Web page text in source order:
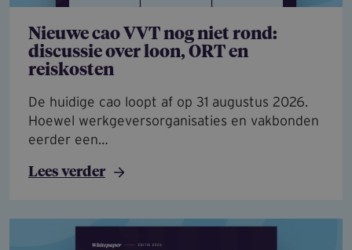
Nieuwe cao VVT nog niet rond:
discussie over loon, ORT en
reiskosten
De huidige cao loopt af op 31 augustus 2026.
Hoewel werkgeversorganisaties en vakbonden
eerder een…
Lees verder